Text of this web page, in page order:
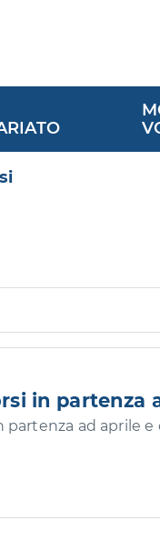
in partenza
partenza ad aprile